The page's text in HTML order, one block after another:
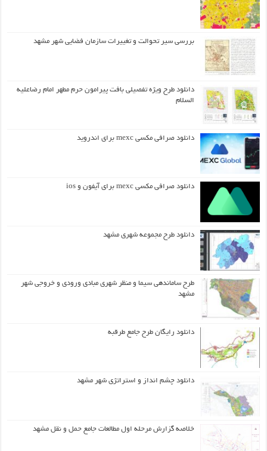
بررسی سیر تحوالت و تغییرات سازمان فضایی شهر مشهد
دانلود طرح ويژه تفصيلي بافت پيرامون حرم مطهر امام رضاعليه
السلام
دانلود صرافی مکسی mexc برای اندروید
دانلود صرافی مکسی mexc برای آیفون و ios
دانلود طرح مجموعه شهری مشهد
طرح ساماندهی سیما و منظر شهری مبادی ورودی و خروجی شهر
مشهد
دانلود رایگان طرح جامع طرقبه
دانلود چشم انداز و استراتژی شهر مشهد
خلاصه گزارش مرحله اول مطالعات جامع حمل و نقل مشهد